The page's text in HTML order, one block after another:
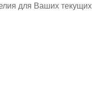
для Ваших текущих